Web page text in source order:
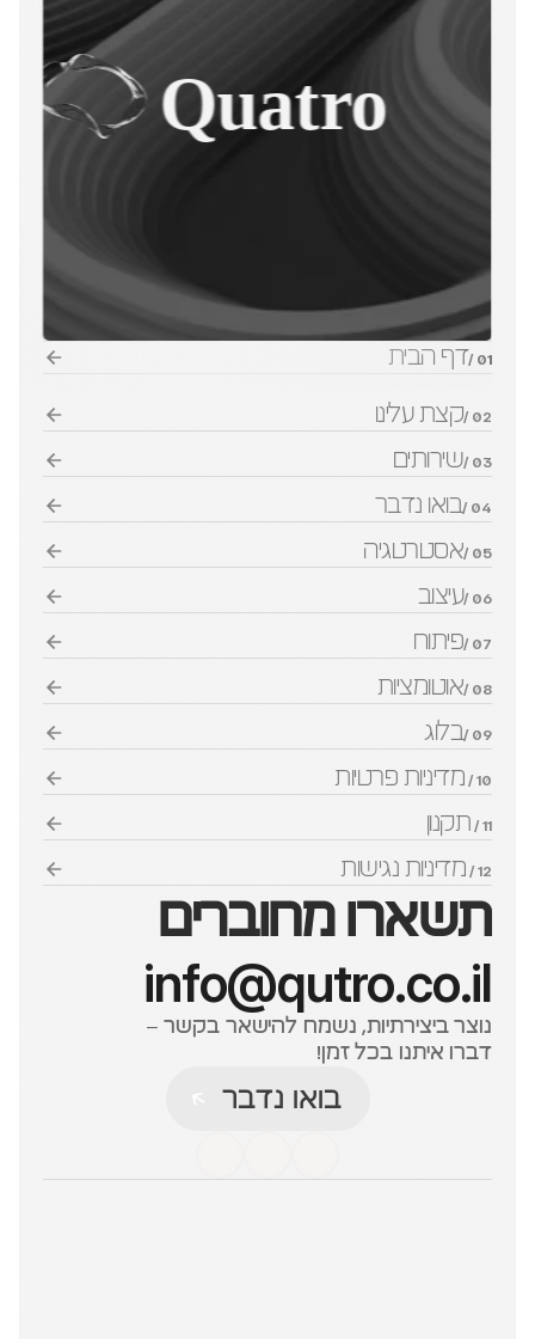
Quatro
קצת עלינו 02 /
דף הבית 01 /
בואו נדבר 04 /
שירותים 03 /
עיצוב 06 /
אסטרטגיה 05 /
אוטומציות 08 /
פיתוח 07 /
מדיניות פרטיות 10 /
בלוג 09 /
מדיניות נגישות 12 /
תקנון 11 /
תשארו מחוברים
info@qutro.co.il
נוצר ביצירתיות, נשמח להישאר בקשר –
דברו איתנו בכל זמן!
בואו נדבר